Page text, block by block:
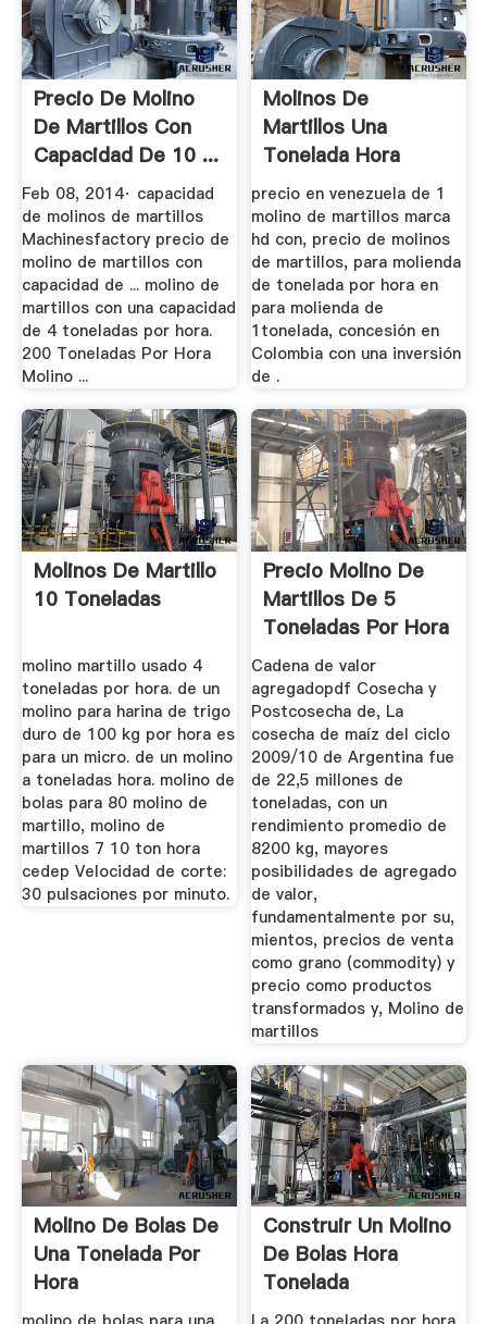
Precio De Molino
De Martillos Con
Capacidad De 10 ...
Feb 08, 2014· capacidad
de molinos de martillos
Machinesfactory precio de
molino de martillos con
capacidad de ... molino de
martillos con una capacidad
de 4 toneladas por hora.
200 Toneladas Por Hora
Molino ...
Molinos De
Martillos Una
Tonelada Hora
precio en venezuela de 1
molino de martillos marca
hd con, precio de molinos
de martillos, para molienda
de tonelada por hora en
para molienda de
1tonelada, concesión en
Colombia con una inversión
de .
Molinos De Martillo
10 Toneladas
molino martillo usado 4
toneladas por hora. de un
molino para harina de trigo
duro de 100 kg por hora es
para un micro. de un molino
a toneladas hora. molino de
bolas para 80 molino de
martillo, molino de
martillos 7 10 ton hora
cedep Velocidad de corte:
30 pulsaciones por minuto.
Precio Molino De
Martillos De 5
Toneladas Por Hora
Cadena de valor
agregadopdf Cosecha y
Postcosecha de, La
cosecha de maíz del ciclo
2009/10 de Argentina fue
de 22,5 millones de
toneladas, con un
rendimiento promedio de
8200 kg, mayores
posibilidades de agregado
de valor,
fundamentalmente por su,
mientos, precios de venta
como grano (commodity) y
precio como productos
transformados y, Molino de
martillos
Molino De Bolas De
Una Tonelada Por
Hora
Construir Un Molino
De Bolas Hora
Tonelada